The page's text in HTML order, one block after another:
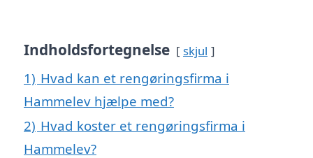
Indholdsfortegnelse skjul
1) Hvad kan et rengøringsfirma i
Hammelev hjælpe med?
2) Hvad koster et rengøringsfirma i
Hammelev?